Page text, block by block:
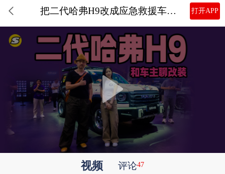
把二代哈弗H9改成应急救援车辆 和车主小姐姐聊聊改装心得 打开APP
视频 评论47